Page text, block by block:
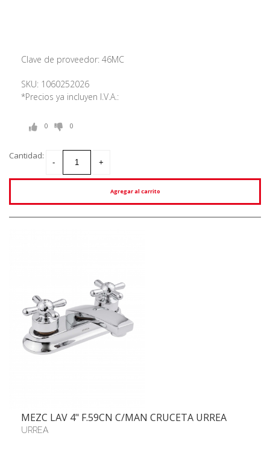
Clave de proveedor: 46MC
SKU: 1060252026
*Precios ya incluyen I.V.A.:
0 0
Cantidad:
Agregar al carrito
MEZC LAV 4" F.59CN C/MAN CRUCETA URREA
URREA